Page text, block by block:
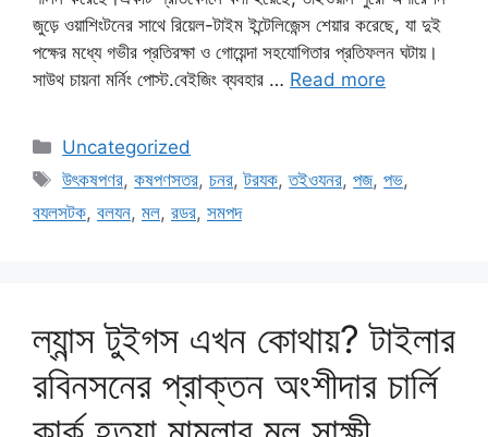
জুড়ে ওয়াশিংটনের সাথে রিয়েল-টাইম ইন্টেলিজেন্স শেয়ার করেছে, যা দুই
পক্ষের মধ্যে গভীর প্রতিরক্ষা ও গোয়েন্দা সহযোগিতার প্রতিফলন ঘটায়।
সাউথ চায়না মর্নিং পোস্ট.বেইজিং ব্যবহার … Read more
Categories
Uncategorized
Tags
উৎকষপণর,কষপণসতর,চনর,টরযক,তইওযনর,পজ,পভ,
বযলসটক, বলযন, মল, রডর, সমপদ
ল্যান্স টুইগস এখন কোথায়? টাইলার
রবিনসনের প্রাক্তন অংশীদার চার্লি